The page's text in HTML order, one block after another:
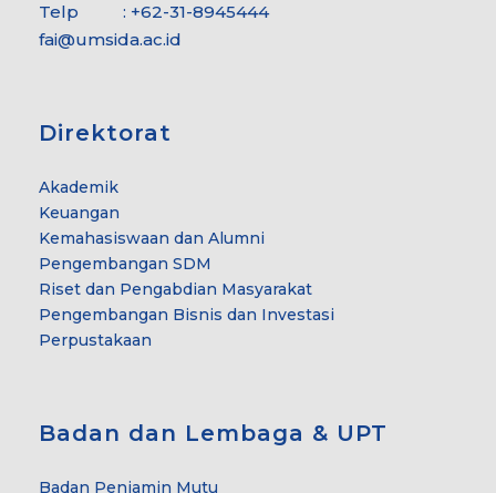
Telp : +62-31-8945444
fai@umsida.ac.id
Direktorat
Akademik
Keuangan
Kemahasiswaan dan Alumni
Pengembangan SDM
Riset dan Pengabdian Masyarakat
Pengembangan Bisnis dan Investasi
Perpustakaan
Badan dan Lembaga & UPT
Badan Penjamin Mutu